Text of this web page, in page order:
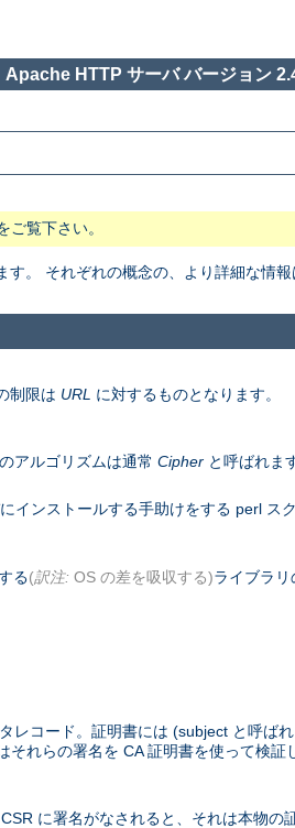
Apache HTTP サーバ バージョン
覧下さい。
。 それぞれの概念の、より詳細な情報
制限は URL に対するものとなります。
アルゴリズムは通常 Cipher と呼ばれま
インストールする手助けをする perl スク
る(訳注: OS の差を吸収する)ライブラ
レコード。証明書には (subject と呼ば
れらの署名を CA 証明書を使って検証
に署名がなされると、それは本物の